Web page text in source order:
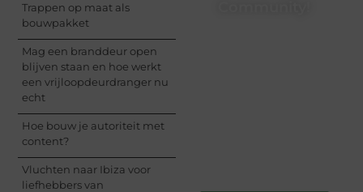
Trappen op maat als
bouwpakket
Mag een branddeur open
blijven staan en hoe werkt
een vrijloopdeurdranger nu
echt
Hoe bouw je autoriteit met
content?
Vluchten naar Ibiza voor
liefhebbers van